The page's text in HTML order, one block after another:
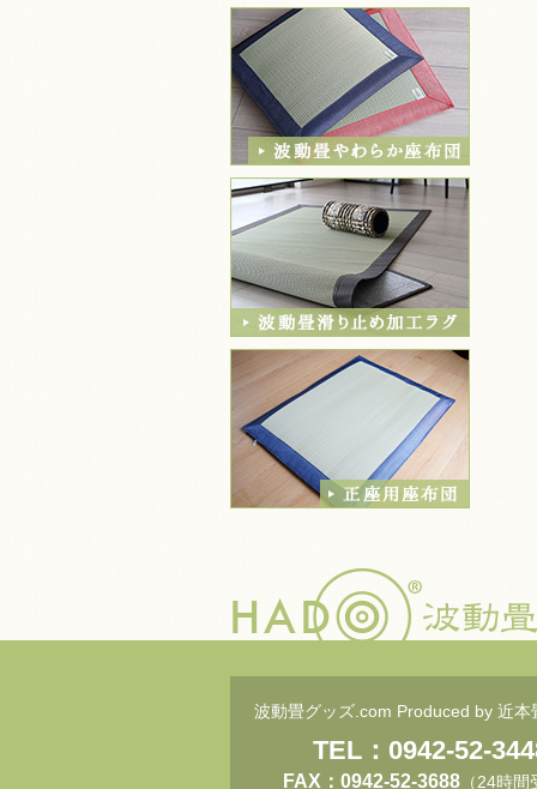
波動畳グッズ.com Produced by 近本
TEL：0942-52-
FAX：0942-52-3688（24時間